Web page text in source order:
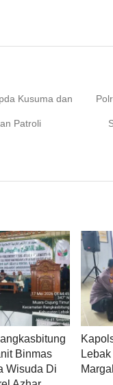
Kusuma dan
Patroli
Binmas
Wisuda Di